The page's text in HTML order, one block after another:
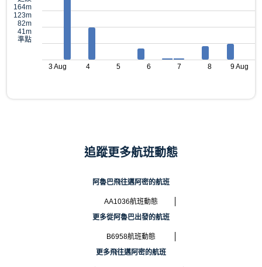
164m
123m
82m
41m
準點
3 Aug 4 5 6 7 8 9 Aug
追蹤更多航班動態
阿魯巴飛往邁阿密的航班
AA1036航班動態
更多從阿魯巴出發的航班
B6958航班動態
更多飛往邁阿密的航班